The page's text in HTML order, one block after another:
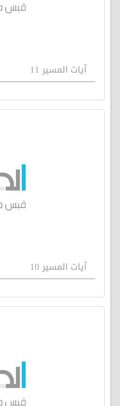
آيات المسير 11
آيات المسير 10